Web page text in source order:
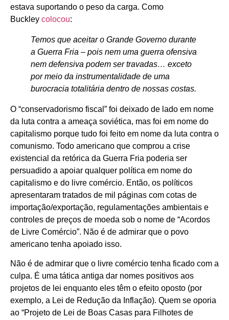
estava suportando o peso da carga. Como
Buckley colocou:
Temos que aceitar o Grande Governo durante
a Guerra Fria – pois nem uma guerra ofensiva
nem defensiva podem ser travadas… exceto
por meio da instrumentalidade de uma
burocracia totalitária dentro de nossas costas.
O “conservadorismo fiscal” foi deixado de lado em nome
da luta contra a ameaça soviética, mas foi em nome do
capitalismo porque tudo foi feito em nome da luta contra o
comunismo. Todo americano que comprou a crise
existencial da retórica da Guerra Fria poderia ser
persuadido a apoiar qualquer política em nome do
capitalismo e do livre comércio. Então, os políticos
apresentaram tratados de mil páginas com cotas de
importação/exportação, regulamentações ambientais e
controles de preços de moeda sob o nome de “Acordos
de Livre Comércio”. Não é de admirar que o povo
americano tenha apoiado isso.
Não é de admirar que o livre comércio tenha ficado com a
culpa. É uma tática antiga dar nomes positivos aos
projetos de lei enquanto eles têm o efeito oposto (por
exemplo, a Lei de Redução da Inflação). Quem se oporia
ao “Projeto de Lei de Boas Casas para Filhotes de